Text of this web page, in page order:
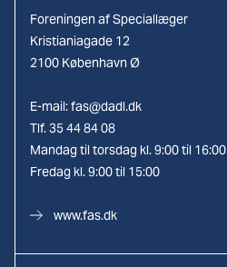
Foreningen af Speciallæger
Kristianiagade 12
2100 København Ø
E-mail:fas@dadl.dk
Tlf. 35 44 84 08
Mandag til torsdag kl. 9:00 til 16:00
Fredag kl. 9:00 til 15:00
www.fas.dk